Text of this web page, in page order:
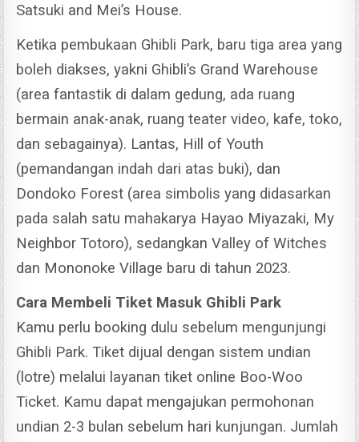
Satsuki and Mei’s House.
Ketika pembukaan Ghibli Park, baru tiga area yang
boleh diakses, yakni Ghibli’s Grand Warehouse
(area fantastik di dalam gedung, ada ruang
bermain anak-anak, ruang teater video, kafe, toko,
dan sebagainya). Lantas, Hill of Youth
(pemandangan indah dari atas buki), dan
Dondoko Forest (area simbolis yang didasarkan
pada salah satu mahakarya Hayao Miyazaki, My
Neighbor Totoro), sedangkan Valley of Witches
dan Mononoke Village baru di tahun 2023.
Cara Membeli Tiket Masuk Ghibli Park
Kamu perlu booking dulu sebelum mengunjungi
Ghibli Park. Tiket dijual dengan sistem undian
(lotre) melalui layanan tiket online Boo-Woo
Ticket. Kamu dapat mengajukan permohonan
undian 2-3 bulan sebelum hari kunjungan. Jumlah